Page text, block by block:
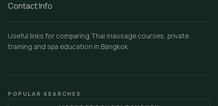
Contact Info
Useful links for comparing Thai massage courses, private
training and spa education in Bangkok.
POPULAR SEARCHES